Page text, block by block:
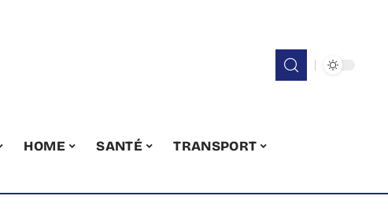
HOME SANTÉ
TRANSPORT